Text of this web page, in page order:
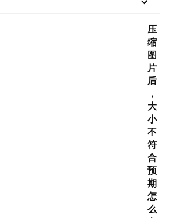
压
缩
图
片
后
，
大
小
不
符
合
预
期
怎
么